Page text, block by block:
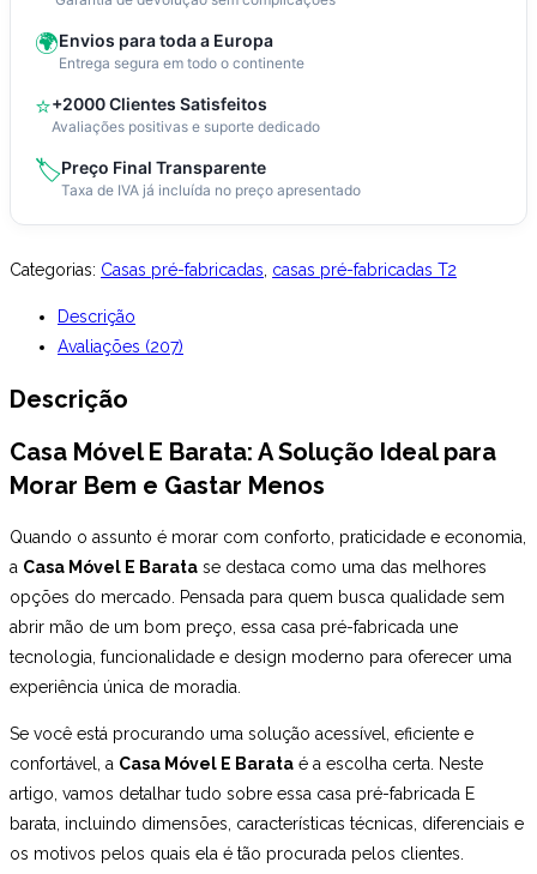
🌍Envios para toda a Europa
Entrega segura em todo o continente
⭐+2000 Clientes Satisfeitos
Avaliações positivas e suporte dedicado
🏷️Preço Final Transparente
Taxa de IVA já incluída no preço apresentado
Categorias: Casas pré-fabricadas casas pré-fabricadas T2
Descrição
Avaliações (207)
Descrição
Casa Móvel E Barata: A Solução Ideal para
Morar Bem e Gastar Menos
Quando o assunto é morar com conforto, praticidade e economia,
a Casa Móvel E Barata se destaca como uma das melhores
opções do mercado. Pensada para quem busca qualidade sem
abrir mão de um bom preço, essa casa pré-fabricada une
tecnologia, funcionalidade e design moderno para oferecer uma
experiência única de moradia.
Se você está procurando uma solução acessível, eficiente e
confortável, a Casa Móvel E Barata é a escolha certa. Neste
artigo, vamos detalhar tudo sobre essa casa pré-fabricada E
barata, incluindo dimensões, características técnicas, diferenciais e
os motivos pelos quais ela é tão procurada pelos clientes.